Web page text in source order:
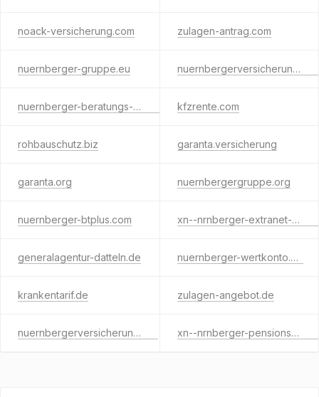
noack-versicherung.com zulagen-antrag.com
nuernberger-gruppe.eu nuernbergerversicherungen.name
nuernberger-beratungs-und-betreuungs-gmbh.de kfzrente.com
rohbauschutz.biz garanta.versicherung
garanta.org nuernbergergruppe.org
nuernberger-btplus.com xn--nrnberger-extranet-m6b.org
generalagentur-datteln.de nuernberger-wertkonto.de
krankentarif.de zulagen-angebot.de
nuernbergerversicherung.org xn--nrnberger-pensionskasse-cpc.info